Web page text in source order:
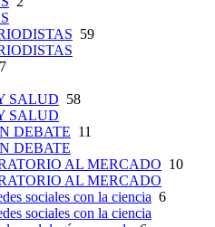
59
SALUD 58
SALUD
DEBATE 11
DEBATE
AL MERCADO 10
AL MERCADO
sociales con la ciencia 6
sociales con la ciencia